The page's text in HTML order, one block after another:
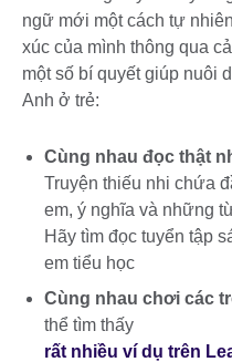
ngữ mới một cách tự
xúc của mình thông qua
một số bí quyết giúp nuôi
Anh ở trẻ:
Cùng nhau đọc thật
Truyện thiếu nhi chứa
em, ý nghĩa và những
Hãy tìm đọc tuyển tập
em tiểu học
Cùng nhau chơi các
thể tìm thấy
rất nhiều ví dụ trên